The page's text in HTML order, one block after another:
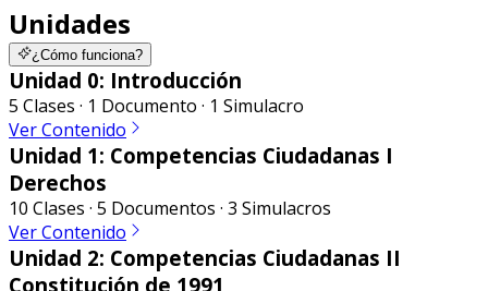
Unidades
¿Cómo funciona?
Unidad 0: Introducción
5 Clases · 1 Documento · 1 Simulacro
Ver Contenido
Unidad 1: Competencias Ciudadanas I
Derechos
10 Clases · 5 Documentos · 3 Simulacros
Ver Contenido
Unidad 2: Competencias Ciudadanas II
Constitución de 1991